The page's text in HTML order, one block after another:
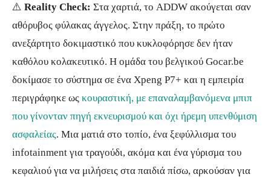
⚠️ Reality Check: Στα χαρτιά, το ADDW ακούγεται σαν
αθόρυβος φύλακας άγγελος. Στην πράξη, το πρώτο
ανεξάρτητο δοκιμαστικό που κυκλοφόρησε δεν ήταν
καθόλου κολακευτικό. Η ομάδα του βελγικού Gocar.be
δοκίμασε το σύστημα σε ένα Xpeng P7+ και η εμπειρία
περιγράφηκε ως κουραστική, με επαναλαμβανόμενα μπιπ
που γίνονταν πηγή εκνευρισμού και όχι ήρεμη υπενθύμιση
ασφαλείας. Μια ματιά στο τοπίο, ένα ξεφύλλισμα του
infotainment για τραγούδι, ακόμα και ένα γύρισμα του
κεφαλιού για να μιλήσεις στα παιδιά πίσω, αρκούσαν για